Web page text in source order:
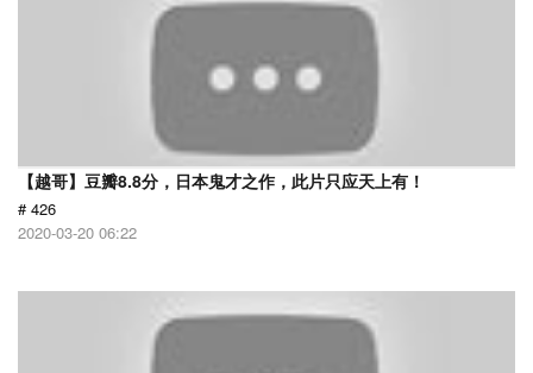
【越哥】豆瓣8.8分，日本鬼才之作，此片只应天上有！
# 426
2020-03-20 06:22